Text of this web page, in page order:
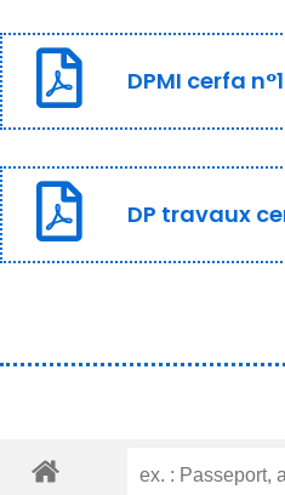
DPMI cerfa
DP travaux